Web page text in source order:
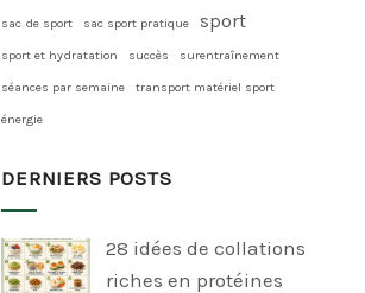
sac de sport sac sport pratique sport
sport et hydratation succès surentraînement
séances par semaine transport matériel sport
énergie
DERNIERS POSTS
28 idées de collations
riches en protéines